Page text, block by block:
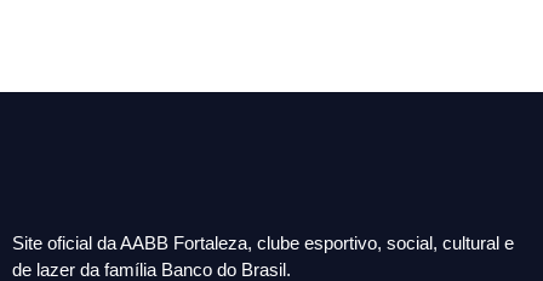
Site oficial da AABB Fortaleza, clube esportivo, social, cultural e
de lazer da família Banco do Brasil.